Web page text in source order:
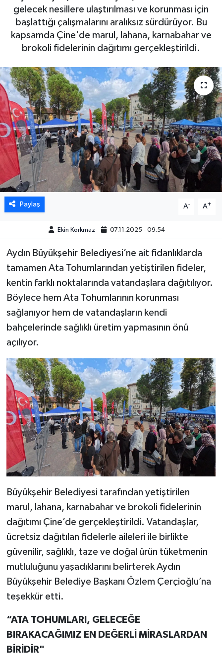
gelecek nesillere ulaştırılması ve korunması için
başlattığı çalışmalarını aralıksız sürdürüyor. Bu
kapsamda Çine'de marul, lahana, karnabahar ve
brokoli fidelerinin dağıtımı gerçekleştirildi.
Paylaş A- A+
Ekin Korkmaz 07.11.2025 - 09:54
Aydın Büyükşehir Belediyesi’ne ait fidanlıklarda
tamamen Ata Tohumlarından yetiştirilen fideler,
kentin farklı noktalarında vatandaşlara dağıtılıyor.
Böylece hem Ata Tohumlarının korunması
sağlanıyor hem de vatandaşların kendi
bahçelerinde sağlıklı üretim yapmasının önü
açılıyor.
Büyükşehir Belediyesi tarafından yetiştirilen
marul, lahana, karnabahar ve brokoli fidelerinin
dağıtımı Çine’de gerçekleştirildi. Vatandaşlar,
ücretsiz dağıtılan fidelerle aileleri ile birlikte
güvenilir, sağlıklı, taze ve doğal ürün tüketmenin
mutluluğunu yaşadıklarını belirterek Aydın
Büyükşehir Belediye Başkanı Özlem Çerçioğlu’na
teşekkür etti.
“ATA TOHUMLARI, GELECEĞE
BIRAKACAĞIMIZ EN DEĞERLİ MİRASLARDAN
BİRİDİR"
DÜNYA
EGE
EĞİTİM
EKOLOJİ VE ÇEVRE
BİLİM VE TEKNOLOJİ
GENEL
GÜNDEM
HABERDE İNSAN
ÖZEL HABER
SAĞLIK
SİYASET
SPOR
TEKNOLOJİ
YAŞAM
YEREL
AFYON
AFYONKARAHİSAR
AYDIN
DENİZLİ
İZMİR
KÜTAHYA
MANİSA
MUĞLA